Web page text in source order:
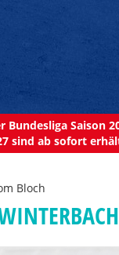
Bundesliga
27 sind ab sofort
Bloch